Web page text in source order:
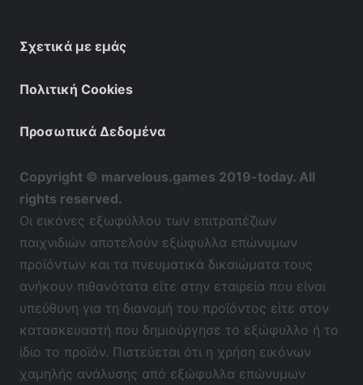
Σχετικά με εμάς
Πολιτική Cookies
Προσωπικά Δεδομένα
Copyright © marvelous.games 2019-today. All
rights reserved.
Οι εικόνες εξωφύλλου των επιτραπέζιων
παιχνιδιών αποτελούν εξώφυλλα επώνυμων
προϊόντων και τα πνευματικά δικαιώματα τους
ανήκουν πιθανότατα είτε στην εταιρεία που είναι
υπεύθυνη για τη διανομή του προϊόντος είτε στον
κατασκευαστή που δημιούργησε το εξώφυλλο ή το
ίδιο το προϊόν. Πιστεύεται ότι η χρήση εικόνων
χαμηλής ανάλυσης από εξώφυλλα επώνυμων